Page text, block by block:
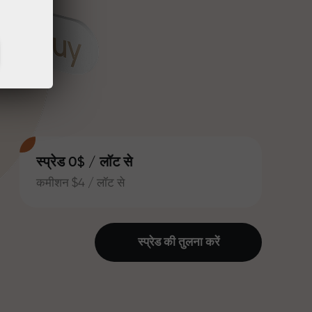
स्प्रेड 0$ / लॉट से
कमीशन $4 / लॉट से
स्प्रेड की तुलना करें